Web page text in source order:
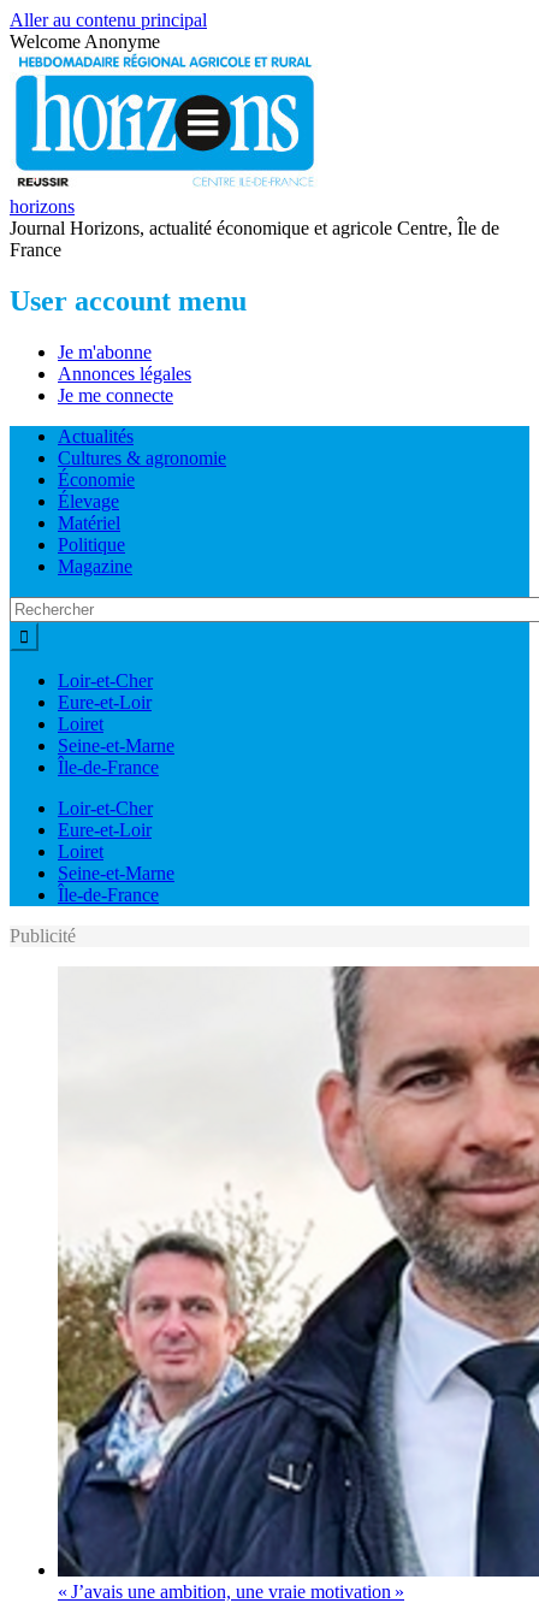
Aller au contenu principal
Welcome Anonyme
horizons
Journal Horizons, actualité économique et agricole Centre, Île de
France
User account menu
Je m'abonne
Annonces légales
Je me connecte
Actualités
Cultures & agronomie
Économie
Élevage
Matériel
Politique
Magazine
Loir-et-Cher
Eure-et-Loir
Loiret
Seine-et-Marne
Île-de-France
Loir-et-Cher
Eure-et-Loir
Loiret
Seine-et-Marne
Île-de-France
Publicité
« J’avais une ambition, une vraie motivation »